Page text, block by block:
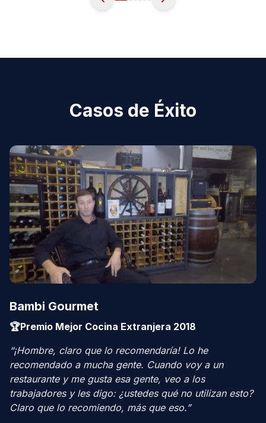
Casos de Éxito
Bambi Gourmet
🏆Premio Mejor Cocina Extranjera 2018
“¡Hombre, claro que lo recomendaría! Lo he
recomendado a mucha gente. Cuando voy a un
restaurante y me gusta esa gente, veo a los
trabajadores y les digo: ¿ustedes qué no utilizan esto?
Claro que lo recomiendo, más que eso.”